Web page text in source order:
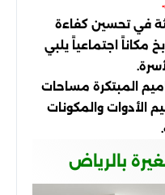
في تحسين كفاءة
مكاناً اجتماعياً يلبي
المبتكرة مساحات
الأدوات والمكونات
بالرياض